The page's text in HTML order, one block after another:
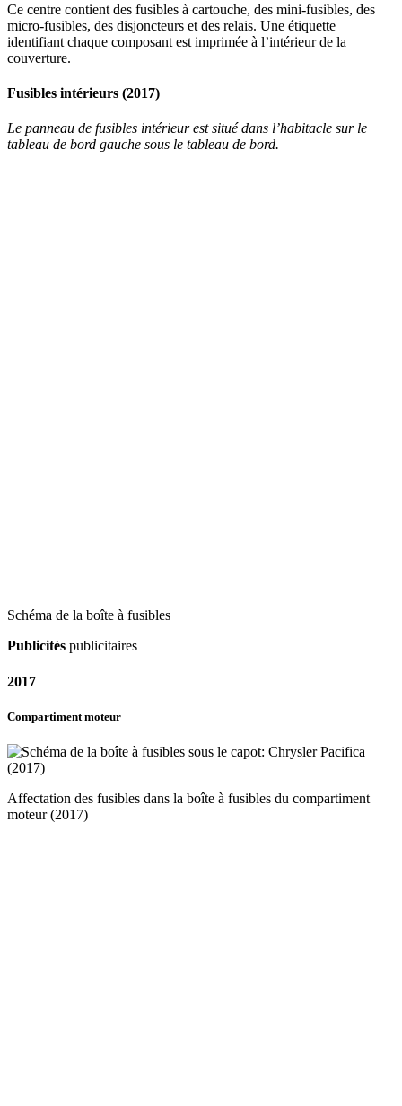
Ce centre contient des fusibles à cartouche, des mini-fusibles, des
micro-fusibles, des disjoncteurs et des relais. Une étiquette
identifiant chaque composant est imprimée à l’intérieur de la
couverture.
Fusibles intérieurs (2017)
Le panneau de fusibles intérieur est situé dans l’habitacle sur le
tableau de bord gauche sous le tableau de bord.
Schéma de la boîte à fusibles
Publicités publicitaires
2017
Compartiment moteur
Affectation des fusibles dans la boîte à fusibles du compartiment
moteur (2017)